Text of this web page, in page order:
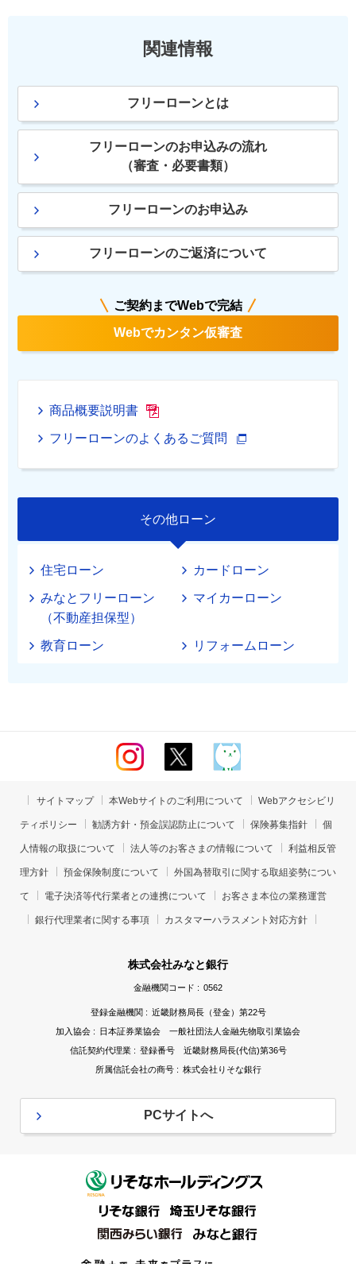
関連情報
フリーローンとは
フリーローンのお申込みの流れ
（審査・必要書類）
フリーローンのお申込み
フリーローンのご返済について
ご契約までWebで完結
Webでカンタン仮審査
商品概要説明書
フリーローンのよくあるご質問
その他ローン
住宅ローン カードローン
みなとフリーローン
（不動産担保型）
マイカーローン
教育ローン リフォームローン
サイトマップ 本Webサイトのご利用について Webアクセシビリ
ティポリシー 勧誘方針・預金誤認防止について 保険募集指針 個
人情報の取扱について 法人等のお客さまの情報について 利益相反管
理方針 預金保険制度について 外国為替取引に関する取組姿勢につい
て 電子決済等代行業者との連携について お客さま本位の業務運営
銀行代理業者に関する事項 カスタマーハラスメント対応方針
株式会社みなと銀行
金融機関コード : 0562
登録金融機関 : 近畿財務局長（登金）第22号
加入協会 : 日本証券業協会 一般社団法人金融先物取引業協会
信託契約代理業 : 登録番号 近畿財務局長(代信)第36号
所属信託会社の商号 : 株式会社りそな銀行
PCサイトへ